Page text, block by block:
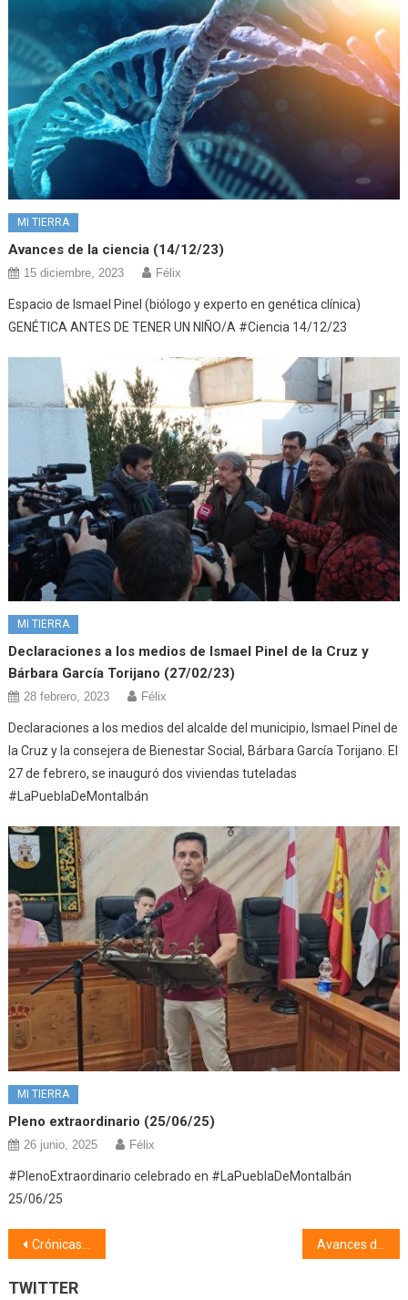
MI TIERRA
Avances de la ciencia (14/12/23)
15 diciembre, 2023 Félix
Espacio de Ismael Pinel (biólogo y experto en genética clínica)
GENÉTICA ANTES DE TENER UN NIÑO/A #Ciencia 14/12/23
MI TIERRA
Declaraciones a los medios de Ismael Pinel de la Cruz y
Bárbara García Torijano (27/02/23)
28 febrero, 2023 Félix
Declaraciones a los medios del alcalde del municipio, Ismael Pinel de
la Cruz y la consejera de Bienestar Social, Bárbara García Torijano. El
27 de febrero, se inauguró dos viviendas tuteladas
#LaPueblaDeMontalbán
MI TIERRA
Pleno extraordinario (25/06/25)
26 junio, 2025 Félix
#PlenoExtraordinario celebrado en #LaPueblaDeMontalbán
25/06/25
Navegación
de
Crónicas (04/10/23)
TWITTER